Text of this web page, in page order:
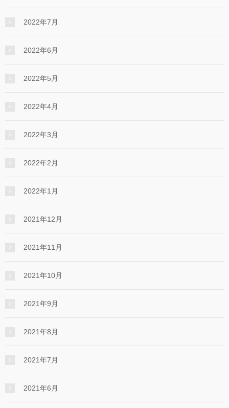
2022年7月
2022年6月
2022年5月
2022年4月
2022年3月
2022年2月
2022年1月
2021年12月
2021年11月
2021年10月
2021年9月
2021年8月
2021年7月
2021年6月